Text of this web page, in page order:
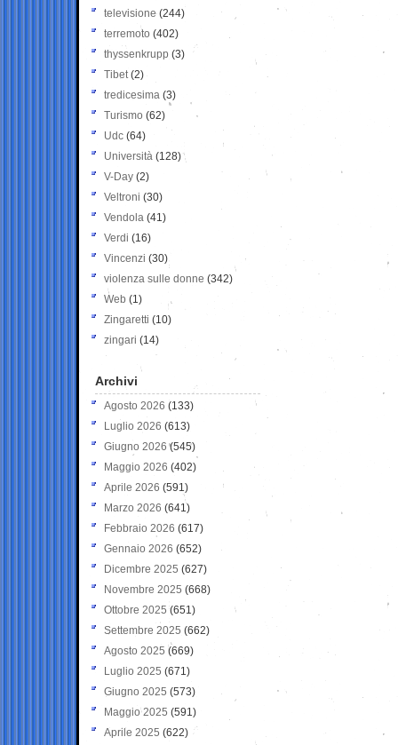
televisione(244)
terremoto (402)
thyssenkrupp (3)
Tibet(2)
tredicesima (3)
Turismo (62)
Udc (64)
Università (128)
V-Day (2)
Veltroni (30)
Vendola (41)
Verdi (16)
Vincenzi (30)
violenza sulle donne (342)
Web (1)
Zingaretti (10)
zingari (14)
Archivi
Agosto 2026 (133)
Luglio 2026 (613)
Giugno 2026 (545)
Maggio 2026 (402)
Aprile 2026 (591)
Marzo 2026 (641)
Febbraio 2026 (617)
Gennaio 2026 (652)
Dicembre 2025 (627)
Novembre 2025 (668)
Ottobre 2025 (651)
Settembre 2025 (662)
Agosto 2025 (669)
Luglio 2025 (671)
Giugno 2025 (573)
Maggio 2025 (591)
Aprile 2025 (622)